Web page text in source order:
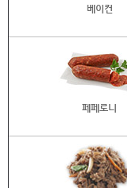
베이컨
페페로니